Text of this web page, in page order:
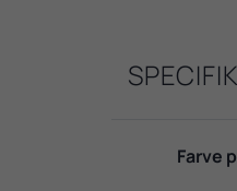
Farve